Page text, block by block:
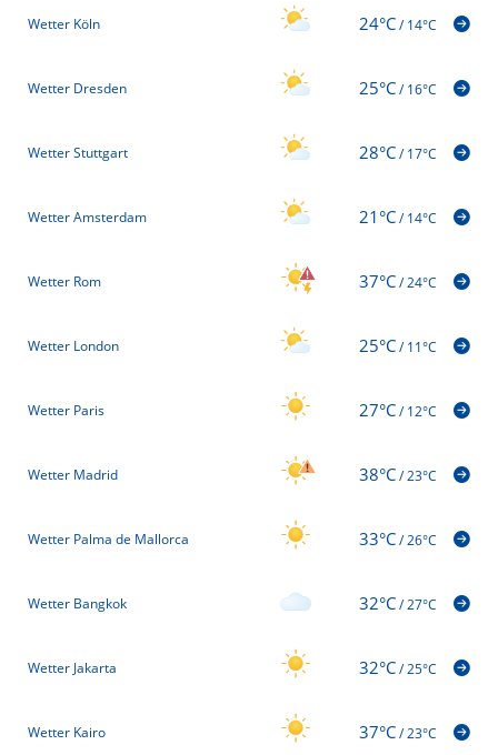
Wetter Köln 24°C/14°C
Wetter Dresden 25°C/16°C
Wetter Stuttgart 28°C/17°C
Wetter Amsterdam 21°C/14°C
Wetter Rom 37°C/24°C
Wetter London 25°C/11°C
Wetter Paris 27°C/12°C
Wetter Madrid 38°C/23°C
Wetter Palma de Mallorca 33°C/26°C
Wetter Bangkok 32°C/27°C
Wetter Jakarta 32°C/25°C
Wetter Kairo 37°C/23°C